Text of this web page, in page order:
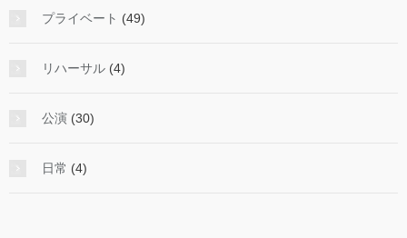
プライベート (49)
リハーサル (4)
公演 (30)
日常 (4)